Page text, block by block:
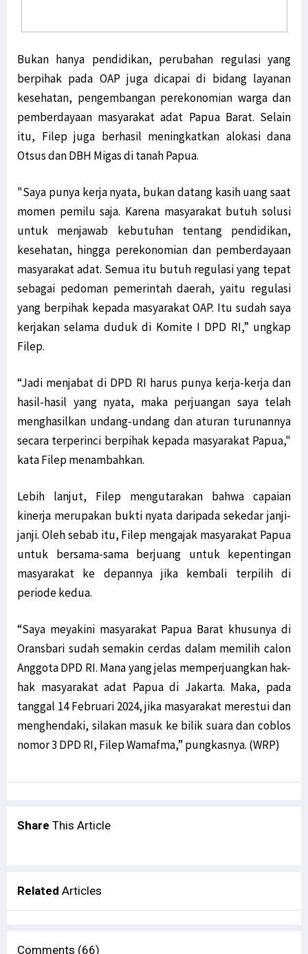
Bukan hanya pendidikan, perubahan regulasi yang
berpihak pada OAP juga dicapai di bidang layanan
kesehatan, pengembangan perekonomian warga dan
pemberdayaan masyarakat adat Papua Barat. Selain
itu, Filep juga berhasil meningkatkan alokasi dana
Otsus dan DBH Migas di tanah Papua.
"Saya punya kerja nyata, bukan datang kasih uang saat
momen pemilu saja. Karena masyarakat butuh solusi
untuk menjawab kebutuhan tentang pendidikan,
kesehatan, hingga perekonomian dan pemberdayaan
masyarakat adat. Semua itu butuh regulasi yang tepat
sebagai pedoman pemerintah daerah, yaitu regulasi
yang berpihak kepada masyarakat OAP. Itu sudah saya
kerjakan selama duduk di Komite I DPD RI,” ungkap
Filep.
“Jadi menjabat di DPD RI harus punya kerja-kerja dan
hasil-hasil yang nyata, maka perjuangan saya telah
menghasilkan undang-undang dan aturan turunannya
secara terperinci berpihak kepada masyarakat Papua,"
kata Filep menambahkan.
Lebih lanjut, Filep mengutarakan bahwa capaian
kinerja merupakan bukti nyata daripada sekedar janji-
janji. Oleh sebab itu, Filep mengajak masyarakat Papua
untuk bersama-sama berjuang untuk kepentingan
masyarakat ke depannya jika kembali terpilih di
periode kedua.
“Saya meyakini masyarakat Papua Barat khusunya di
Oransbari sudah semakin cerdas dalam memilih calon
Anggota DPD RI. Mana yang jelas memperjuangkan hak-
hak masyarakat adat Papua di Jakarta. Maka, pada
tanggal 14 Februari 2024, jika masyarakat merestui dan
menghendaki, silakan masuk ke bilik suara dan coblos
nomor 3 DPD RI, Filep Wamafma,” pungkasnya. (WRP)
Share This Article
Related Articles
Comments (66)